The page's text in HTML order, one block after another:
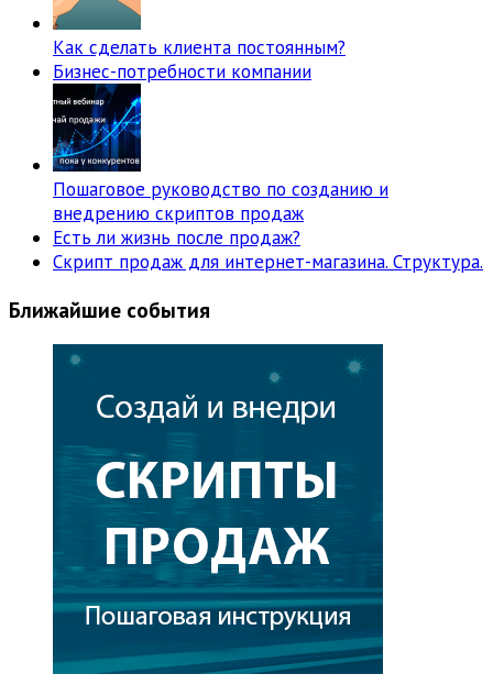
Как сделать клиента постоянным?
Бизнес-потребности компании
Пошаговое руководство по созданию и
внедрению скриптов продаж
Есть ли жизнь после продаж?
Скрипт продаж для интернет-магазина. Структура.
Ближайшие события